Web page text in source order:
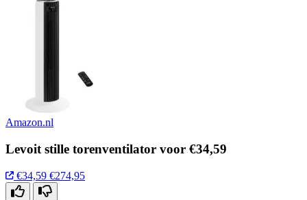
Amazon.nl
Levoit stille torenventilator voor €34,59
€34,59 €274,95